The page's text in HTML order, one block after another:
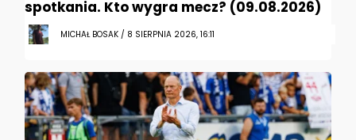
spotkania. Kto wygra mecz? (09.08.2026)
MICHAŁ BOSAK / 8 SIERPNIA 2026, 16:11